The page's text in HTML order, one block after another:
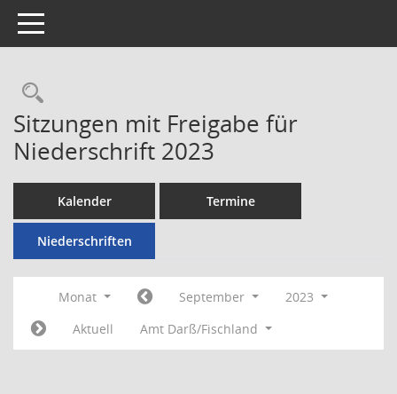
Toggle navigation
Rechercheauswahl
Sitzungen mit Freigabe für
Niederschrift 2023
Kalender Termine
Niederschriften
Monat September
2023
Aktuell
Amt Darß/Fischland